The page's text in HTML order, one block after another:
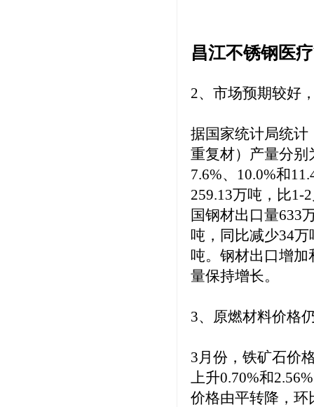
昌江不锈钢医
2、市场预期较好
据国家统计局统计
重复材）产量分别
7.6%、10.0%和
259.13万吨，比1-
国钢材出口量633
吨，同比减少34
吨。钢材出口增
量保持增长。
3、原燃材料价格
3月份，铁矿石价
上升0.70%和
价格由平转降，环